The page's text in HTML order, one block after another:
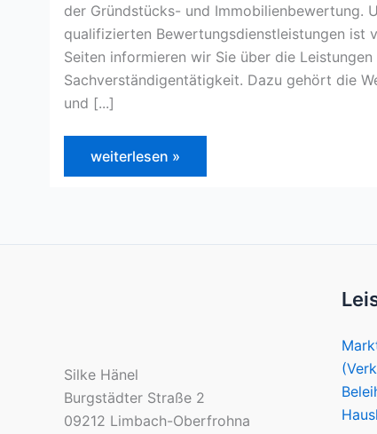
der Gründstücks- und Immobilienbewertung.
qualifizierten Bewertungsdienstleistungen ist
Seiten informieren wir Sie über die
Sachverständigentätigkeit. Dazu gehört die
und [...]
Herzlich
weiterlesen »
Silke Hänel
Burgstädter Straße 2
09212 Limbach-Oberfrohna